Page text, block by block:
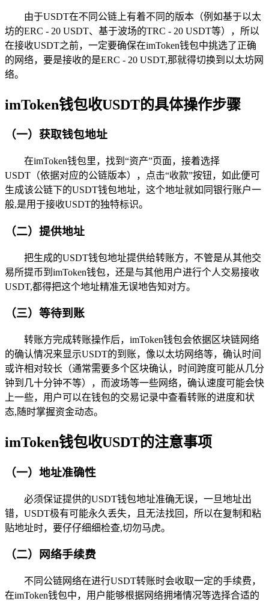
由于USDT在不同公链上有着不同的版本（例如基于以太
坊的ERC - 20 USDT、基于波场的TRC - 20 USDT等），所以
在接收USDT之前，一定要确保在imToken钱包中挑选了正确
的网络，要是接收的是ERC - 20 USDT,那就得切换到以太坊网
络。
imToken钱包收USDT的具体操作步骤
（一）获取钱包地址
在imToken钱包里，找到“资产”页面，接着选择
USDT（依据对应的公链版本），点击“收款”按钮，如此便可
生成该公链下的USDT钱包地址，这个地址就如同银行账户一
般,是用于接收USDT的独特标识。
（二）提供地址
把生成的USDT钱包地址提供给转账方，不管是从其他交
易所提币到imToken钱包，还是与其他用户进行个人交易接收
USDT,都得把这个地址精准无误地告知对方。
（三）等待到账
转账方完成转账操作后，imToken钱包会依据区块链网络
的确认情况来显示USDT的到账，像以太坊网络等，确认时间
或许相对较长（通常需要多个区块确认，时间跨度可能从几分
钟到几十分钟不等），而波场等一些网络，确认速度可能会快
上一些，用户可以在钱包的交易记录中查看转账的进度和状
态,随时掌握资金动态。
imToken钱包收USDT的注意事项
（一）地址准确性
必须保证提供的USDT钱包地址准确无误，一旦地址出
错，USDT极有可能永久丢失，且无法找回，所以在复制和粘
贴地址时，要仔仔细细检查,切勿马虎。
（二）网络手续费
不同公链网络在进行USDT转账时会收取一定的手续费，
在imToken钱包中，用户能够根据网络拥堵情况等选择合适的